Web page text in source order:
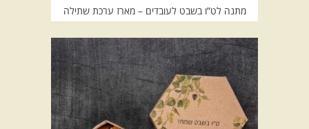
מתנה לט”ו בשבט לעובדים – מארז ערכת שתילה